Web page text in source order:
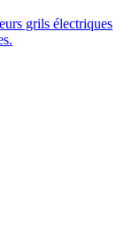
grils électriques